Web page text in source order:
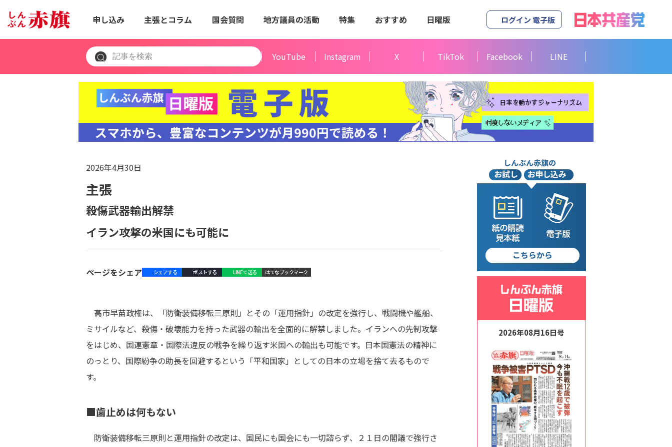
申し込み 主張とコラム 国会質問 地方議員の活動 特集 おすすめ 日曜版 ログイン 電子版
YouTube Instagram X TikTok Facebook LINE
2026年4月30日
主張
殺傷武器輸出解禁
イラン攻撃の米国にも可能に
ページをシェア シェアする ポストする LINEで送る はてなブックマーク
高市早苗政権は、「防衛装備移転三原則」とその「運用指針」の改定を強行し、戦闘機や艦船、
ミサイルなど、殺傷・破壊能力を持った武器の輸出を全面的に解禁しました。イランへの先制攻撃
をはじめ、国連憲章・国際法違反の戦争を繰り返す米国への輸出も可能です。日本国憲法の精神に
のっとり、国際紛争の助長を回避するという「平和国家」としての日本の立場を捨て去るもので
す。
■歯止めは何もない
防衛装備移転三原則と運用指針の改定は、国民にも国会にも一切諮らず、２１日の閣議で強行さ
2026年08月16日号